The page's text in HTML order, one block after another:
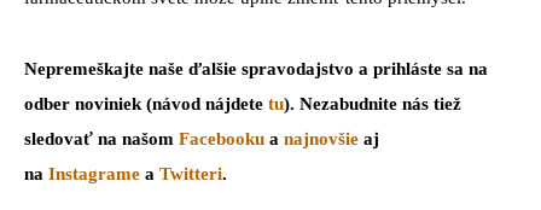
Nepremeškajte naše ďalšie spravodajstvo a prihláste sa na
odber noviniek (návod nájdete tu). Nezabudnite nás tiež
sledovať na našom Facebooku a najnovšie aj
na Instagrame a Twitteri.